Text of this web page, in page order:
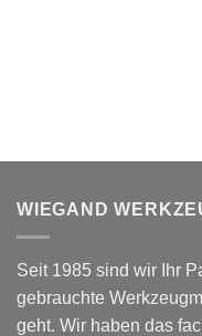
WIEGAND
Seit 1985 sind wir Ihr
gebrauchte
geht. Wir haben das